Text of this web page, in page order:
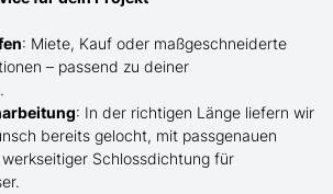
: Miete, Kauf oder maßgeschneiderte
– passend zu deiner
: In der richtigen Länge liefern wir
bereits gelocht, mit passgenauen
Schlossdichtung für